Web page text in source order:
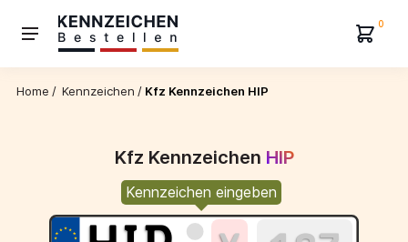
0
Home / Kennzeichen / Kfz Kennzeichen HIP
Kfz Kennzeichen HIP
Kennzeichen eingeben